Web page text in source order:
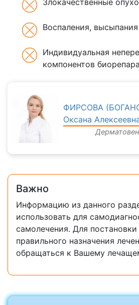
Злокачественные
Воспаления,
Индивидуальная
компонентов
ФИРСОВА
Оксана
Важно
Информацию из данного
использовать для
самолечения. Для постановки
правильного назначения
обращаться к Вашему